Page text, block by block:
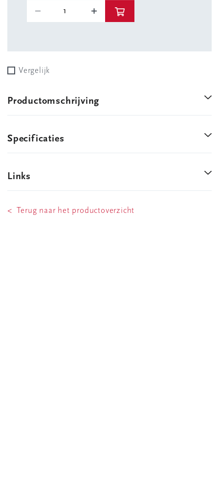
Vergelijk
Productomschrijving
Specificaties
Links
< Terug naar het productoverzicht